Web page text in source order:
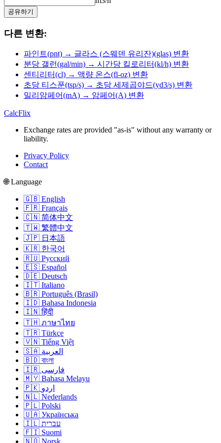
공유하기
다른 변환:
파인트(pnt) → 글라스 (스웨덴 유리잔)(glas) 변환
분당 갤런(gal/min) → 시간당 킬로리터(kl/h) 변환
센티리터(cl) → 액량 온스(fl-oz) 변환
초당 티스푼(tsp/s) → 초당 세제곱야드(yd3/s) 변환
밀리암페어(mA) → 암페어(A) 변환
CalcFlix
Exchange rates are provided "as-is" without any warranty or
liability.
Privacy Policy
Contact
🌐 Language
🇬🇧 English
🇫🇷 Français
🇨🇳 简体中文
🇹🇼 繁體中文
🇯🇵 日本語
🇰🇷 한국어
🇷🇺 Русский
🇪🇸 Español
🇩🇪 Deutsch
🇮🇹 Italiano
🇧🇷 Português (Brasil)
🇮🇩 Bahasa Indonesia
🇮🇳 हिंदी
🇹🇭 ภาษาไทย
🇹🇷 Türkçe
🇻🇳 Tiếng Việt
🇸🇦 العربية
🇧🇩 বাংলা
🇮🇷 فارسی
🇲🇾 Bahasa Melayu
🇵🇰 اردو
🇳🇱 Nederlands
🇵🇱 Polski
🇺🇦 Українська
🇮🇱 עברית
🇫🇮 Suomi